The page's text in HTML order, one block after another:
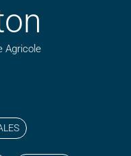
Agricole